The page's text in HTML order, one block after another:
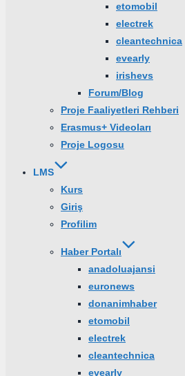
etomobil
electrek
cleantechnica
evearly
irishevs
Forum/Blog
Proje Faaliyetleri Rehberi
Erasmus+ Videoları
Proje Logosu
LMS
Kurs
Giriş
Profilim
Haber Portalı
anadoluajansi
euronews
donanimhaber
etomobil
electrek
cleantechnica
evearly